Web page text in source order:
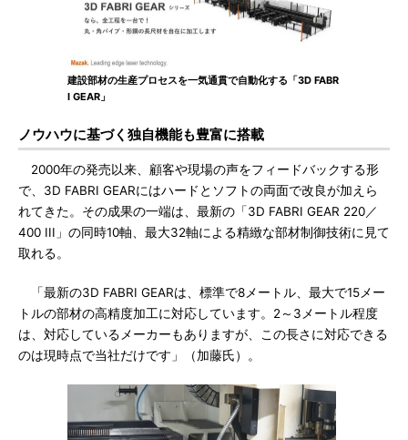
建設部材の生産プロセスを一気通貫で自動化する「3D FABR
I GEAR」
ノウハウに基づく独自機能も豊富に搭載
2000年の発売以来、顧客や現場の声をフィードバックする形
で、3D FABRI GEARにはハードとソフトの両面で改良が加えら
れてきた。その成果の一端は、最新の「3D FABRI GEAR 220／
400 III」の同時10軸、最大32軸による精緻な部材制御技術に見て
取れる。
「最新の3D FABRI GEARは、標準で8メートル、最大で15メー
トルの部材の高精度加工に対応しています。2～3メートル程度
は、対応しているメーカーもありますが、この長さに対応できる
のは現時点で当社だけです」（加藤氏）。